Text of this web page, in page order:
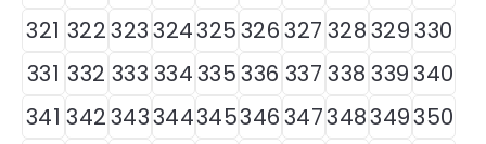
321 322323324325326327 328329330
331 332 333 334335336 337 338 339340
341 342343344345346347348349350